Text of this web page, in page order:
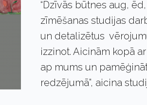
“Dzīvās būtnes aug,
zīmēšanas studijas
un detalizētus
izzinot. Aicinām kopā
ap mums un
redzējumā”, aicina